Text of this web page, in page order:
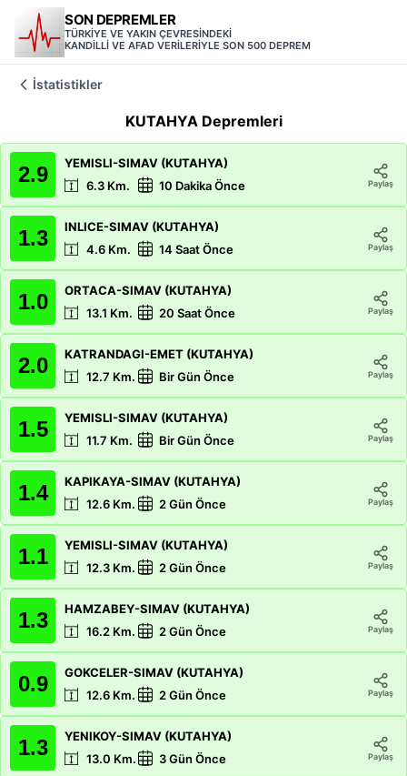
SON DEPREMLER
TÜRKİYE VE YAKIN ÇEVRESİNDEKİ
KANDİLLİ VE AFAD VERİLERİYLE SON 500 DEPREM
İstatistikler
KUTAHYADepremleri
2.9
YEMISLI-SIMAV (KUTAHYA)
6.3 Km. 10 Dakika Önce Paylaş
1.3
INLICE-SIMAV (KUTAHYA)
4.6 Km. 14 Saat Önce Paylaş
1.0
ORTACA-SIMAV (KUTAHYA)
13.1 Km. 20 Saat Önce Paylaş
2.0
KATRANDAGI-EMET (KUTAHYA)
12.7 Km. Bir Gün Önce Paylaş
1.5
YEMISLI-SIMAV (KUTAHYA)
11.7 Km. Bir Gün Önce Paylaş
1.4
KAPIKAYA-SIMAV (KUTAHYA)
12.6 Km. 2 Gün Önce Paylaş
1.1
YEMISLI-SIMAV (KUTAHYA)
12.3 Km. 2 Gün Önce Paylaş
1.3
HAMZABEY-SIMAV (KUTAHYA)
16.2 Km. 2 Gün Önce Paylaş
0.9
GOKCELER-SIMAV (KUTAHYA)
12.6 Km. 2 Gün Önce Paylaş
1.3
YENIKOY-SIMAV (KUTAHYA)
13.0 Km. 3 Gün Önce Paylaş